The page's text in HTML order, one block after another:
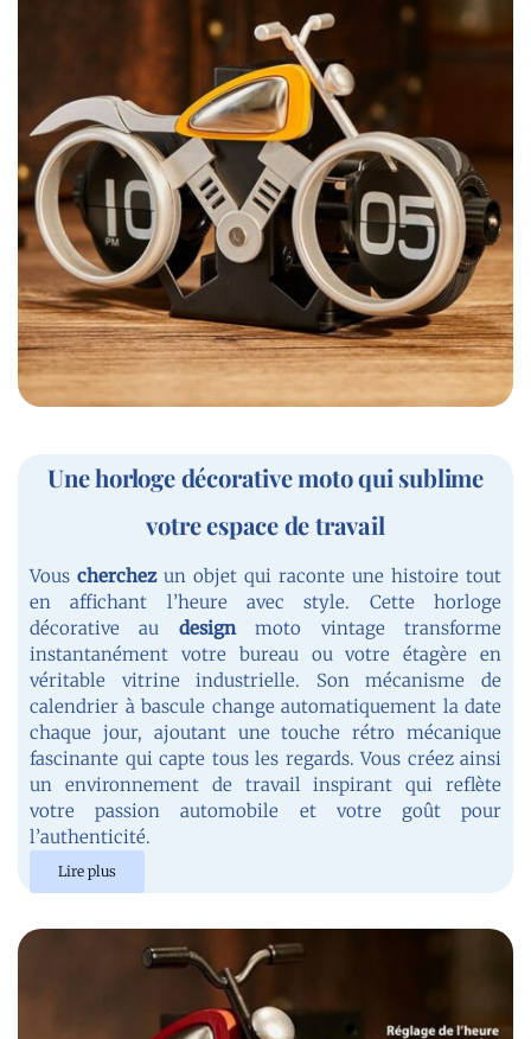
Une horloge décorative moto qui sublime
votre espace de travail
Vous cherchezun objet qui raconte une histoire tout
en affichant l’heure avec style. Cette horloge
décorative au designmoto vintage transforme
instantanément votre bureau ou votre étagère en
véritable vitrine industrielle. Son mécanisme de
calendrier à bascule change automatiquement la date
chaque jour, ajoutant une touche rétro mécanique
fascinante qui capte tous les regards. Vous créez ainsi
un environnement de travail inspirant qui reflète
votre passion automobile et votre goût pour
l’authenticité.
Lire plus